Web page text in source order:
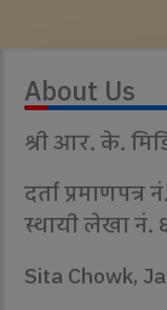
About Us
श्री आर. के.
दर्ता प्रमाणपत्र
स्थायी लेखा नं.
Sita Chowk,